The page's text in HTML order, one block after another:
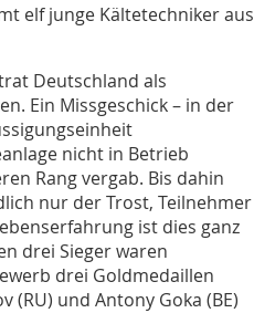
elf junge Kältetechniker aus
Deutschland als
Ein Missgeschick – in der
nicht in Betrieb
Rang vergab. Bis dahin
nur der Trost, Teilnehmer
ist dies ganz
drei Sieger waren
drei Goldmedaillen
(RU) und Antony Goka (BE)